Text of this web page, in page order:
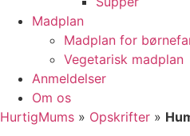
Madplan
Madplan for
Vegetarisk madplan
Anmeldelser
Om os
HurtigMums » Opskrifter »